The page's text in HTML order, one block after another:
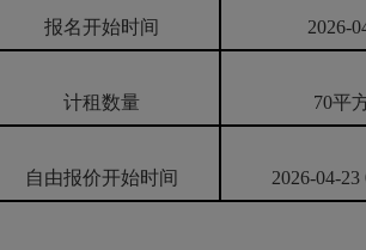
报名开始时间 2026-
计租数量 70平
自由报价开始时间 2026-04-23